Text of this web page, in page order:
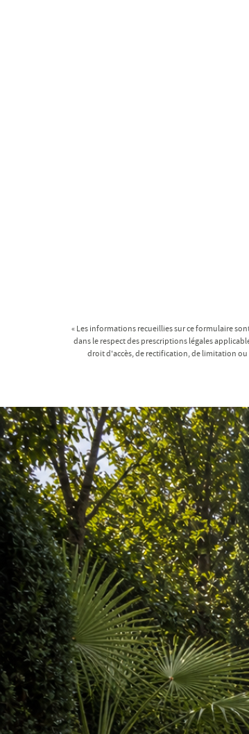
« Les informations recueillies sur ce formulaire
dans le respect des prescriptions légales
droit d'accès, de rectification, de limitation